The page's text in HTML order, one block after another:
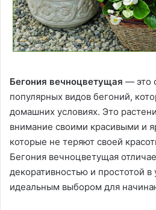
Бегония вечноцветущая — это
популярных видов бегоний,
домашних условиях. Это
внимание своими красивыми и
которые не теряют своей
Бегония вечноцветущая
декоративностью и простотой в
идеальным выбором для